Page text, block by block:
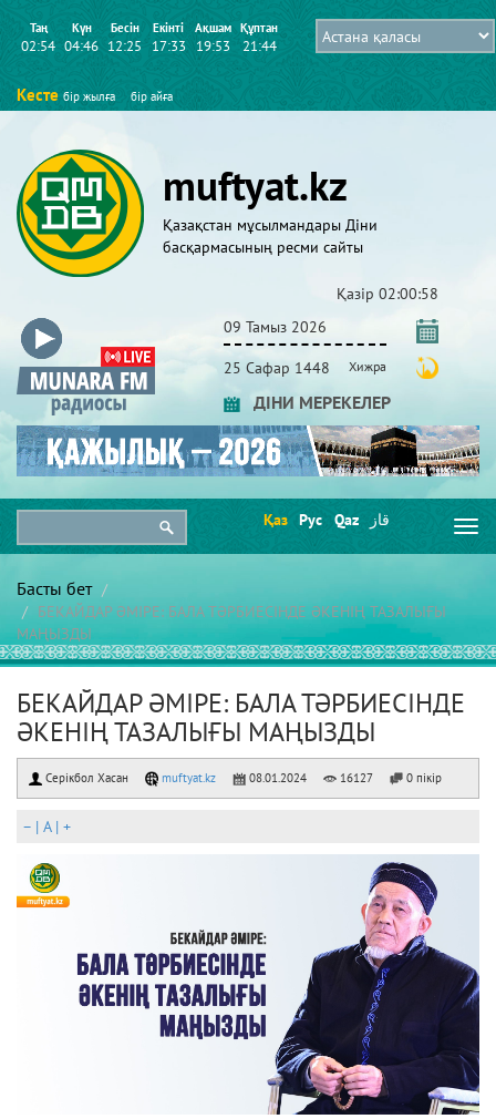
Таң
02:54
Күн
04:46
Бесін
12:25
Екінті
17:33
Ақшам
19:53
Құптан
21:44
Кесте бір жылға бір айға
muftyat.kz
Қазақстан мұсылмандары Діни
басқармасының ресми сайты
Қазір 02:00:59
09 Тамыз 2026
25 Сафар 1448 Хижра
ДІНИ МЕРЕКЕЛЕР
Қаз Рус Qaz قاز
Басты бет
БЕКАЙДАР ӘМІРЕ: БАЛА ТӘРБИЕСІНДЕ ӘКЕНІҢ ТАЗАЛЫҒЫ
МАҢЫЗДЫ
БЕКАЙДАР ӘМІРЕ: БАЛА ТӘРБИЕСІНДЕ
ӘКЕНІҢ ТАЗАЛЫҒЫ МАҢЫЗДЫ
Серікбол Хасан muftyat.kz 08.01.2024 16127 0 пікір
– | A| +